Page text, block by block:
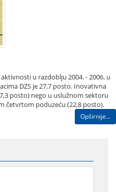
u razdoblju 2004. - 2006. u
DZS je 27,7 posto. Inovativna
posto) nego u uslužnom sektoru
četvrtom poduzeću (22,8 posto).
Opširnije...